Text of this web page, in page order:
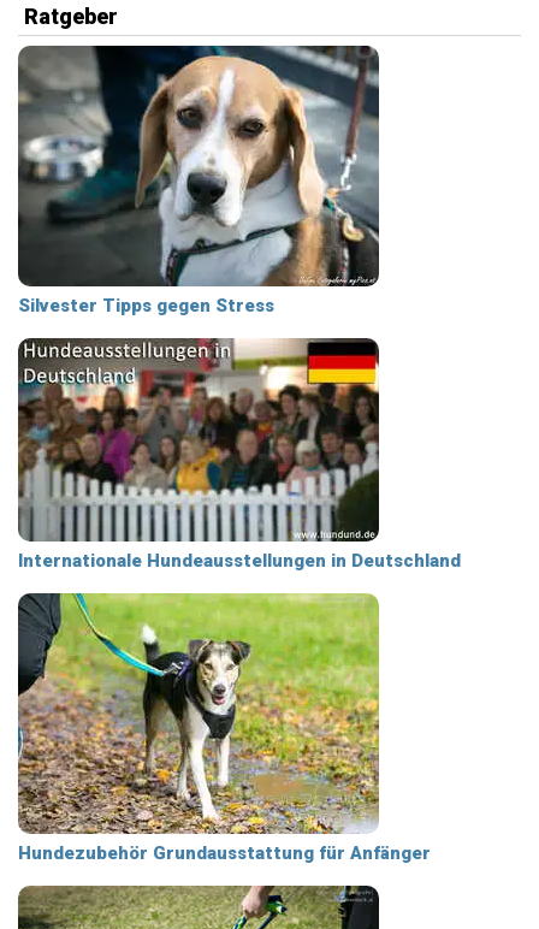
Ratgeber
Silvester Tipps gegen Stress
Internationale Hundeausstellungen in Deutschland
Hundezubehör Grundausstattung für Anfänger